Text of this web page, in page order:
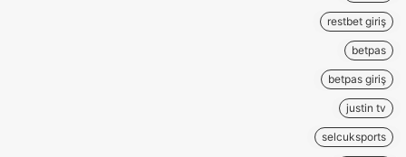
restbet giriş
betpas
betpas giriş
justin tv
selcuksports